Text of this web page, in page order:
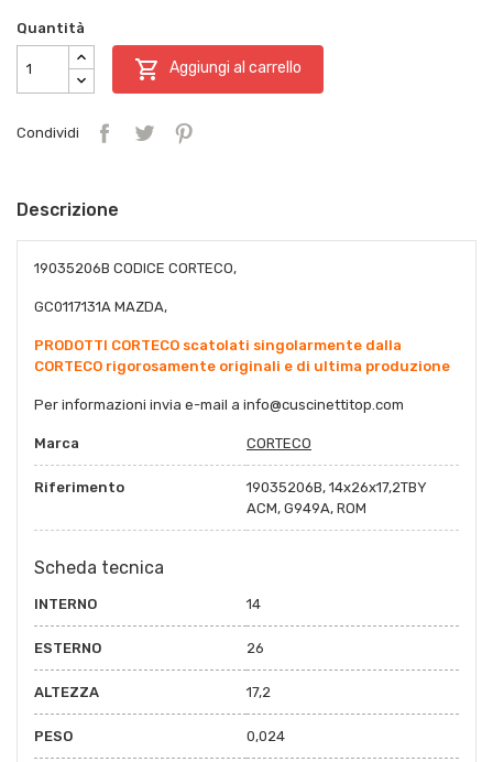
Quantità
 Aggiungi al carrello
Condividi
Descrizione
19035206B CODICE CORTECO,
GC0117131A MAZDA,
PRODOTTI CORTECO scatolati singolarmente dalla
CORTECO rigorosamente originali e di ultima produzione
Per informazioni invia e-mail a info@cuscinettitop.com
Marca CORTECO
Riferimento
19035206B, 14x26x17,2TBY
ACM, G949A, ROM
Scheda tecnica
INTERNO 14
ESTERNO 26
ALTEZZA 17,2
PESO 0,024